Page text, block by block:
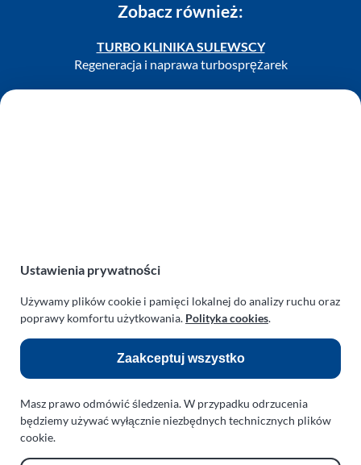
Zobacz również:
TURBO KLINIKA SULEWSCY
Regeneracja i naprawa turbosprężarek
AUTO SERWIS SULEWSCY
Odnośniki:
Flight Operations Consulting
Bolling Modellballone
Motopark Koszalin
Rodzina Wolarków
Ustawienia prywatności
Używamy plików cookie i pamięci lokalnej do analizy ruchu oraz
poprawy komfortu użytkowania. Polityka cookies.
Zaakceptuj wszystko
Masz prawo odmówić śledzenia. W przypadku odrzucenia
będziemy używać wyłącznie niezbędnych technicznych plików
cookie.